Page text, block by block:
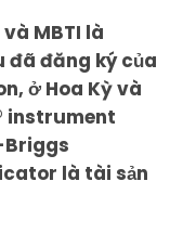
MBTI là
đã đăng ký của
ở Hoa Kỳ và
instrument
Briggs
là tài sản